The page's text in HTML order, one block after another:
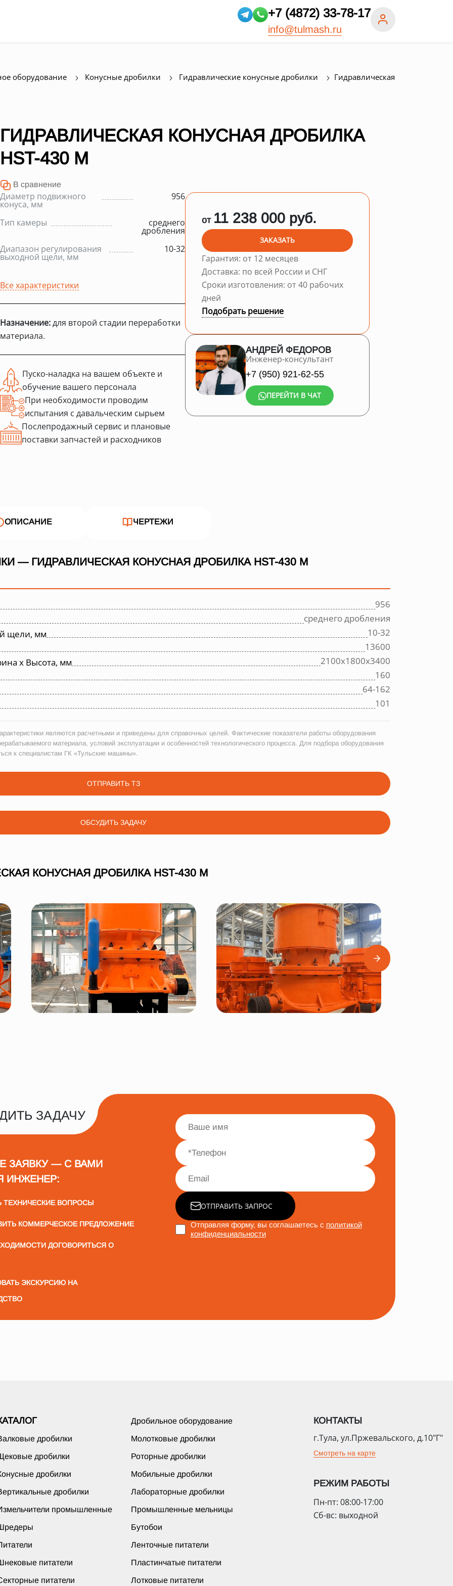
+7 (4872) 33-78-17
info@tulmash.ru
оборудование Конусные дробилки Гидравлические конусные дробилки Гидравлическая
ГИДРАВЛИЧЕСКАЯ КОНУСНАЯ ДРОБИЛКА
HST-430 M
В сравнение
Диаметр подвижного
конуса, мм
956
Тип камеры среднего
дробления
Диапазон регулирования
выходной щели, мм
10-32
Все характеристики
Назначение:для второй стадии переработки
материала.
Пуско-наладка на вашем объекте и
обучение вашего персонала
При необходимости проводим
испытания с давальческим сырьем
Послепродажный сервис и плановые
поставки запчастей и расходников
от 11 238 000 руб.
ЗАКАЗАТЬ
Гарантия: от 12 месяцев
Доставка: по всей России и СНГ
Сроки изготовления: от 40 рабочих
дней
Подобрать решение
АНДРЕЙ ФЕДОРОВ
Инженер-консультант
+7 (950) 921-62-55
ПЕРЕЙТИ В ЧАТ
ОПИСАНИЕ ЧЕРТЕЖИ
— ГИДРАВЛИЧЕСКАЯ КОНУСНАЯ ДРОБИЛКА HST-430 M
956
среднего дробления
щели, мм
10-32
13600
х Высота, мм
2100х1800х3400
160
64-162
101
являются расчетными и приведены для справочных целей. Фактические показатели работы оборудования
материала, условий эксплуатации и особенностей технологического процесса. Для подбора оборудования
к специалистам ГК «Тульские машины».
ОТПРАВИТЬ ТЗ
ОБСУДИТЬ ЗАДАЧУ
КОНУСНАЯ ДРОБИЛКА HST-430 M
ЗАДАЧУ
ЗАЯВКУ — С ВАМИ
ИНЖЕНЕР:
ТЕХНИЧЕСКИЕ ВОПРОСЫ
КОММЕРЧЕСКОЕ ПРЕДЛОЖЕНИЕ
ДОГОВОРИТЬСЯ О
ЭКСКУРСИЮ НА
ОТПРАВИТЬ ЗАПРОС
Отправляя форму, вы соглашаетесь с политикой
конфиденциальности
Дробильное оборудование
дробилки Молотковые дробилки
дробилки Роторные дробилки
дробилки Мобильные дробилки
дробилки Лабораторные дробилки
промышленные Промышленные мельницы
Бутобои
Ленточные питатели
питатели Пластинчатые питатели
питатели Лотковые питатели
КОНТАКТЫ
г.Тула, ул.Пржевальского, д.10"Г"
Смотреть на карте
РЕЖИМ РАБОТЫ
Пн-пт: 08:00-17:00
Сб-вс: выходной